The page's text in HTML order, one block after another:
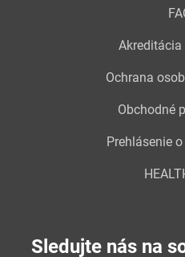
Ochrana
Obchodné
Prehlásenie
Sledujte nás na